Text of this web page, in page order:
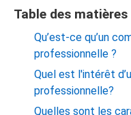
Table des matières
Qu’est-ce qu’un
professionnelle ?
Quel est l'intérêt
professionnelle?
Quelles sont les